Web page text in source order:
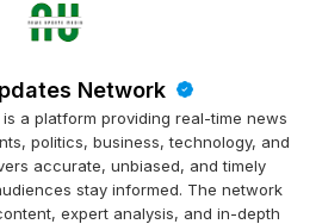
Network
a platform providing real-time news
politics, business, technology, and
accurate, unbiased, and timely
stay informed. The network
expert analysis, and in-depth